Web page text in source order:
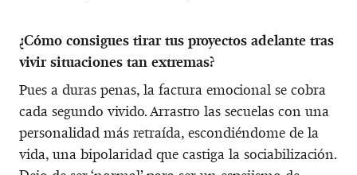
¿Cómo consigues tirar tus proyectos adelante tras
vivir situaciones tan extremas?
Pues a duras penas, la factura emocional se cobra
cada segundo vivido. Arrastro las secuelas con una
personalidad más retraída, escondiéndome de la
vida, una bipolaridad que castiga la sociabilización.